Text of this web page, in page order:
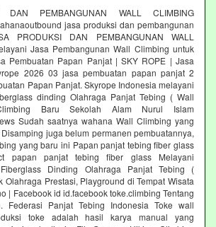
DAN PEMBANGUNAN WALL CLIMBING
jasa produksi dan pembangunan
PRODUKSI DAN PEMBANGUNAN WALL
Jasa Pembangunan Wall Climbing untuk
Pembuatan Papan Panjat | SKY ROPE | Jasa
2026 03 jasa pembuatan papan panjat 2
Papan Panjat. Skyrope Indonesia melayani
dinding Olahraga Panjat Tebing ( Wall
Baru Sekolah Alam Nurul Islam
Sudah saatnya wahana Wall Climbing yang
juga belum permanen pembuatannya,
yang baru ini Papan panjat tebing fiber glass
papan panjat tebing fiber glass Melayani
Dinding Olahraga Panjat Tebing (
Olahraga Prestasi, Playground di Tempat Wisata
| Facebook id id.facebook toke.climbing Tentang
Federasi Panjat Tebing Indonesia Toke wall
toke adalah hasil karya manual yang